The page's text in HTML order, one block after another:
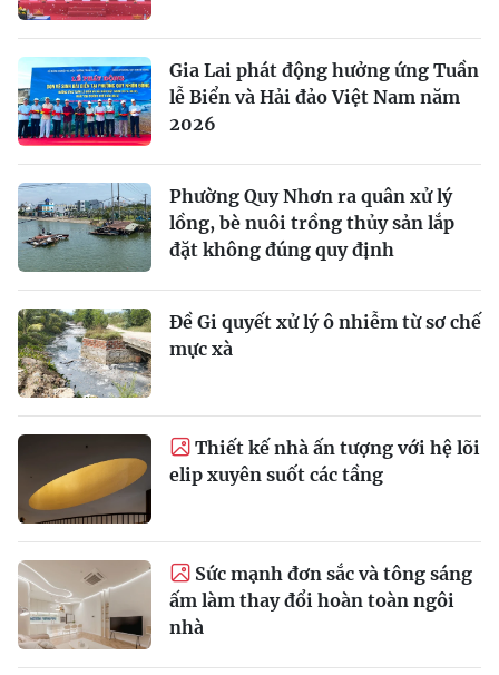
Gia Lai phát động hưởng ứng Tuần
lễ Biển và Hải đảo Việt Nam năm
2026
Phường Quy Nhơn ra quân xử lý
lồng, bè nuôi trồng thủy sản lắp
đặt không đúng quy định
Đề Gi quyết xử lý ô nhiễm từ sơ chế
mực xà
Thiết kế nhà ấn tượng với hệ lõi
elip xuyên suốt các tầng
Sức mạnh đơn sắc và tông sáng
ấm làm thay đổi hoàn toàn ngôi
nhà